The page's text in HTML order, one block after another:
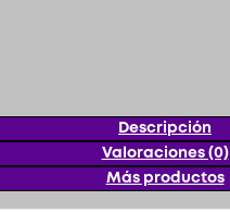
Descripción
Valoraciones (0)
Más productos